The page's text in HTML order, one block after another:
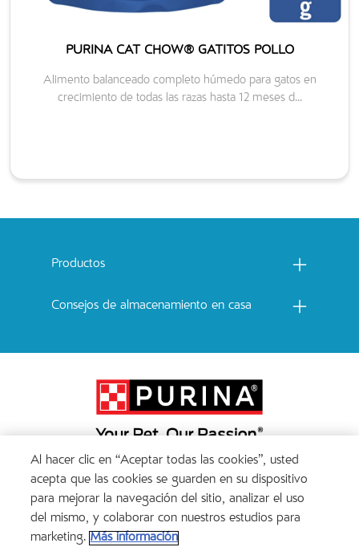
PURINA CAT CHOW® GATITOS POLLO
Alimento balanceado completo húmedo para gatos en
crecimiento de todas las razas hasta 12 meses d...
Productos
Consejos de almacenamiento en casa
Menu Footer Secundario Cat Chow
All Nestlé Purina trademarks owned by Société des Produits Nestlé S.A., Vevey, Switzerland
Al hacer clic en “Aceptar todas las cookies”, usted
acepta que las cookies se guarden en su dispositivo
para mejorar la navegación del sitio, analizar el uso
del mismo, y colaborar con nuestros estudios para
marketing. Más información